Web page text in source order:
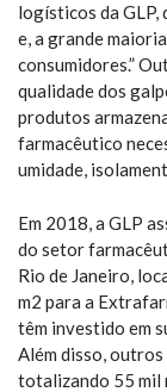
logísticos da
e, a grande
consumidores.”
qualidade dos
produtos
farmacêutico
umidade,
Em 2018, a GLP
do setor
Rio de Janeiro,
m2 para a
têm investido em
Além disso,
totalizando 55 mil